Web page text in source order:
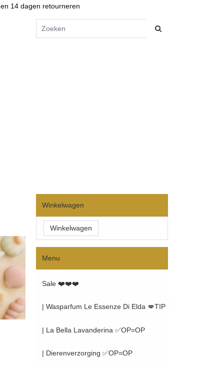
14 dagen retourneren
Winkelwagen
Menu
Sale ❤️❤️❤️
| Wasparfum Le Essenze Di Elda 💋TIP
| La Bella Lavanderina ✅OP=OP
| Dierenverzorging ✅OP=OP